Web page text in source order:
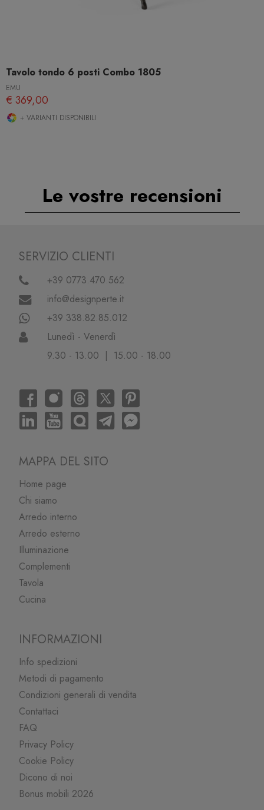
Tavolo tondo 6 posti Combo 1805
EMU
€ 369,00
+ VARIANTI DISPONIBILI
Le vostre recensioni
SERVIZIO CLIENTI
+39 0773.470.562
info@designperte.it
+39 338.82.85.012
Lunedì - Venerdì
9.30 - 13.00 | 15.00 - 18.00
MAPPA DEL SITO
Home page
Chi siamo
Arredo interno
Arredo esterno
Illuminazione
Complementi
Tavola
Cucina
INFORMAZIONI
Info spedizioni
Metodi di pagamento
Condizioni generali di vendita
Contattaci
FAQ
Privacy Policy
Cookie Policy
Dicono di noi
Bonus mobili 2026